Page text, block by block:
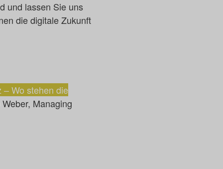
und lassen Sie uns
die digitale Zukunft
– Wo stehen die
Managing